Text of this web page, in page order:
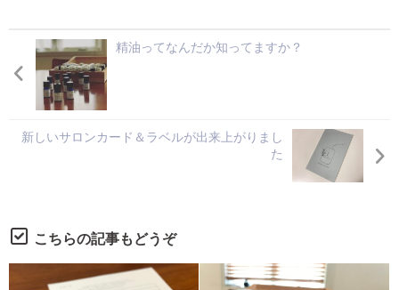
精油ってなんだか知ってますか？
新しいサロンカード＆ラベルが出来上がりまし
た
こちらの記事もどうぞ